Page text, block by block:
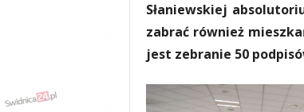
Słaniewskiej
zabrać również
jest zebranie 50